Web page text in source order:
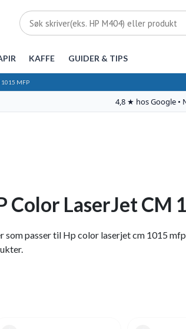
KAFFE GUIDER & TIPS
1015 MFP
Color LaserJet CM
som passer til Hp color laserjet cm 1015